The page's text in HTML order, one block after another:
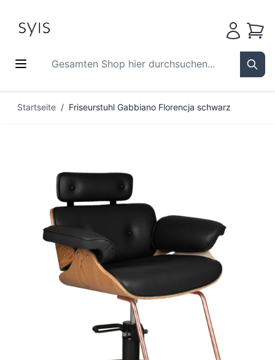
Gesamten Shop hier durchsuchen...
Startseite / Friseurstuhl Gabbiano Florencja schwarz